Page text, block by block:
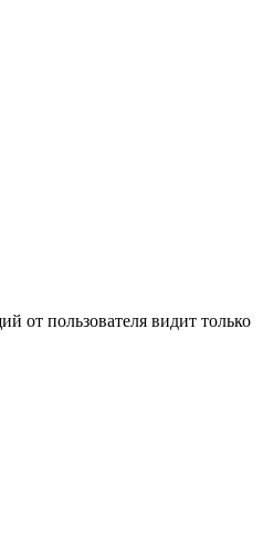
от пользователя видит только